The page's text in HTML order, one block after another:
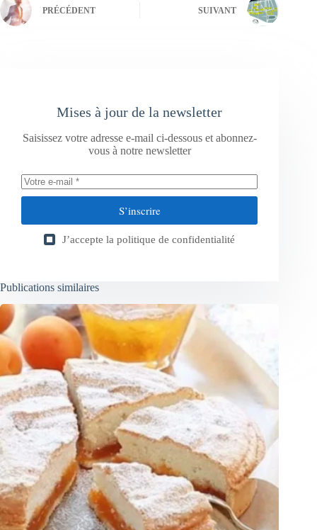
PRÉCÉDENT SUIVANT
Mises à jour de la newsletter
Saisissez votre adresse e-mail ci-dessous et abonnez-
vous à notre newsletter
S’inscrire
J’accepte la politique de confidentialité
Publications similaires